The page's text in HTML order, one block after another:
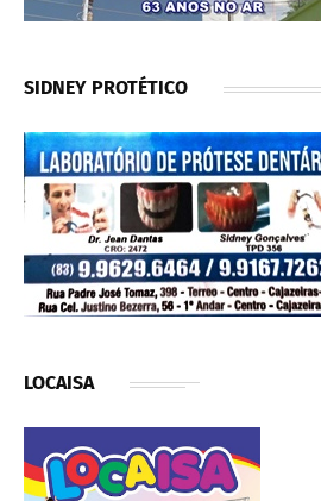
SIDNEY PROTÉTICO
LOCAISA